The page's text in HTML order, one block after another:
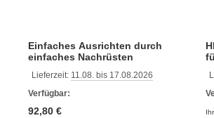
Einfaches Ausrichten durch
einfaches Nachrüsten
Lieferzeit: 11.08. bis 17.08.2026
Verfügbar:
92,80 €